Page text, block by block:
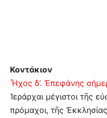
Κοντάκιον
Ἦχος δ’. Ἐπεφάνης
Ἱεράρχαι μέγιστοι τῆς
πρόμαχοι, τῆς